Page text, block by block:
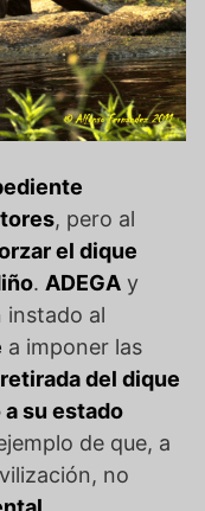
, pero al
el dique
. ADEGA y
instado al
a imponer las
retirada del dique
su estado
de que, a
no